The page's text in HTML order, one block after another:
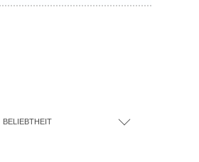
BELIEBTHEIT